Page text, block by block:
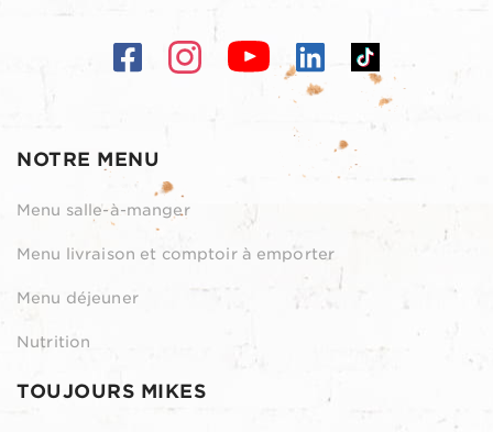
NOTRE MENU
Menu salle-à-manger
Menu livraison et comptoir à emporter
Menu déjeuner
Nutrition
TOUJOURS MIKES